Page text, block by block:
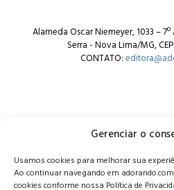
Gerenciar o
Usamos cookies para melhorar sua
Ao continuar navegando em
cookies conforme nossa Política de
Alameda Oscar Niemeyer, 1033 –
Serra - Nova Lima/MG,
CONTATO:
© Editora Adorando 2026.
Consulte nossapolítica